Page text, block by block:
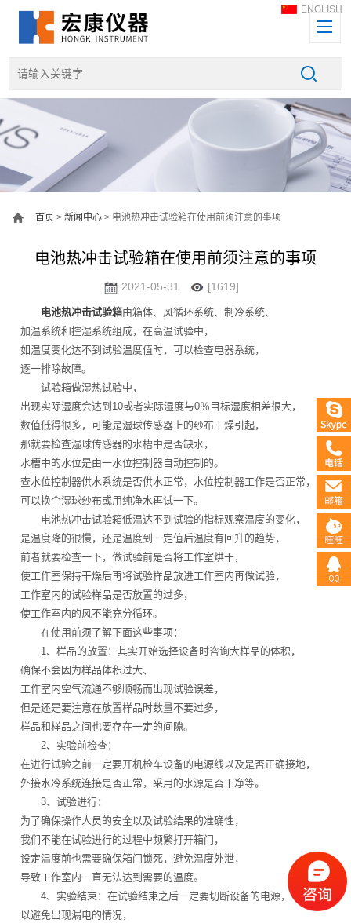
ENGLISH
首页 >新闻中心 > 电池热冲击试验箱在使用前须注意的事项
电池热冲击试验箱在使用前须注意的事项
2021-05-31 [1619]
电池热冲击试验箱由箱体、风循环系统、制冷系统、
加温系统和控湿系统组成，在高温试验中，
如温度变化达不到试验温度值时，可以检查电器系统，
逐一排除故障。
试验箱做湿热试验中，
出现实际湿度会达到10或者实际湿度与0％目标湿度相差很大，
数值低得很多，可能是湿球传感器上的纱布干燥引起，
那就要检查湿球传感器的水槽中是否缺水，
水槽中的水位是由一水位控制器自动控制的。
查水位控制器供水系统是否供水正常，水位控制器工作是否正常，
可以换个湿球纱布或用纯净水再试一下。
电池热冲击试验箱低温达不到试验的指标观察温度的变化，
是温度降的很慢，还是温度到一定值后温度有回升的趋势，
前者就要检查一下，做试验前是否将工作室烘干，
使工作室保持干燥后再将试验样品放进工作室内再做试验，
工作室内的试验样品是否放置的过多，
使工作室内的风不能充分循环。
在使用前须了解下面这些事项：
1、样品的放置：其实开始选择设备时咨询大样品的体积，
确保不会因为样品体积过大、
工作室内空气流通不够顺畅而出现试验误差，
但是还是要注意在放置样品时数量不要过多，
样品和样品之间也要存在一定的间隙。
2、实验前检查：
在进行试验之前一定要开机检车设备的电源线以及是否正确接地，
外接水冷系统连接是否正常，采用的水源是否干净等。
3、试验进行：
为了确保操作人员的安全以及试验结果的准确性，
我们不能在试验进行的过程中频繁打开箱门，
设定温度前也需要确保箱门锁死，避免温度外泄，
导致工作室内一直无法达到需要的温度。
4、实验结束：在试验结束之后一定要切断设备的电源，
以避免出现漏电的情况，